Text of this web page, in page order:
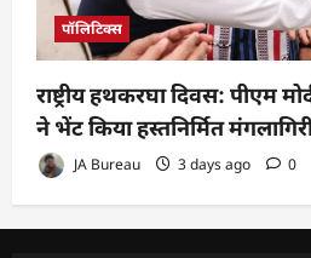
पॉलिटिक्स
राष्ट्रीय हथकरघा दिवस: पीएम
ने भेंट किया हस्तनिर्मित
JA Bureau 3 days ago 0